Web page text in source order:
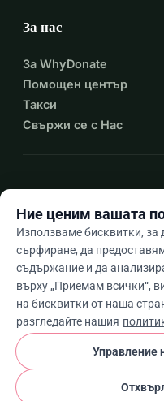
За нас
За WhyDonate
Помощен център
Такси
Свържи се с Нас
Bgarrow_drop_down
★★★★★4,9 / 5 въз
WhyDonate
Ние ценим вашата
Използваме бисквитки,
сърфиране, да
съдържание и да
върху „Приемам всички“,
на бисквитки от наша
разгледайте нашия
Управление